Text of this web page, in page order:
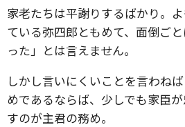
家老たちは平謝りするばかり。
ている弥四郎ともめて、面倒ご
った」とは言えません。
しかし言いにくいことを言わね
めであるならば、少しでも家臣
すのが主君の務め。